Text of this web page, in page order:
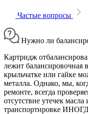
Частые вопросы
Нужно ли
Картридж
лежит балансировочная
крыльчатке или гайке
металла. Однако, мы,
ремонте, всегда
отсутствие утечек
транспортировке